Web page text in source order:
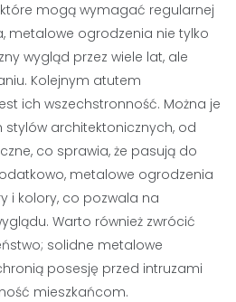
mogą wymagać regularnej
metalowe ogrodzenia nie tylko
wygląd przez wiele lat, ale
Kolejnym atutem
ich wszechstronność. Można je
architektonicznych, od
co sprawia, że pasują do
metalowe ogrodzenia
i kolory, co pozwala na
Warto również zwrócić
solidne metalowe
posesję przed intruzami
mieszkańcom.